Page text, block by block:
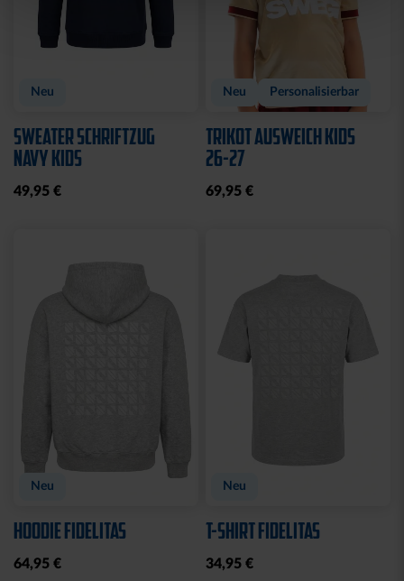
Neu
SWEATER SCHRIFTZUG
NAVY KIDS
49,95 €
Neu Personalisierbar
TRIKOT AUSWEICH KIDS
26-27
69,95 €
Neu
HOODIE FIDELITAS
64,95 €
Neu
T-SHIRT FIDELITAS
34,95 €